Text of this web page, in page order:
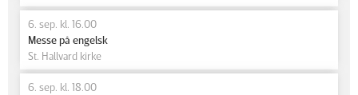
6. sep. kl. 16.00
Messe på engelsk
St. Hallvard kirke
6. sep. kl. 18.00